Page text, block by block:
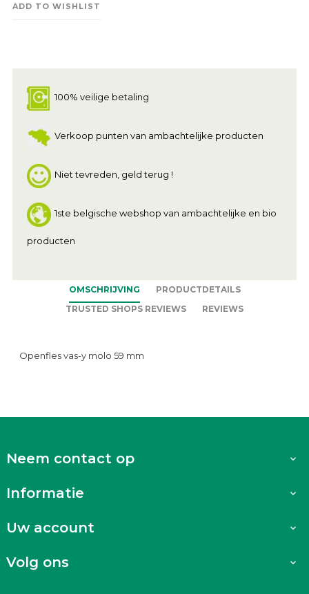
ADD TO WISHLIST
100% veilige betaling
Verkoop punten van ambachtelijke producten
Niet tevreden, geld terug !
1ste belgische webshop van ambachtelijke en bio
producten
OMSCHRIJVING
PRODUCTDETAILS
TRUSTED SHOPS REVIEWS
REVIEWS
Openfles vas-y molo 59 mm
Neem contact op 
Informatie 
Uw account 
Volg ons 